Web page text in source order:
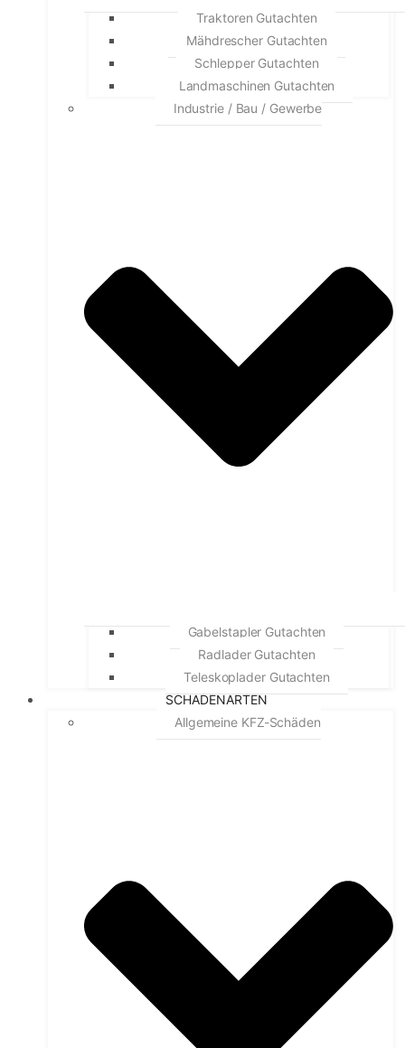
Traktoren Gutachten
Mähdrescher Gutachten
Schlepper Gutachten
Landmaschinen Gutachten
Industrie / Bau / Gewerbe
Gabelstapler Gutachten
Radlader Gutachten
Teleskoplader Gutachten
SCHADENARTEN
Allgemeine KFZ-Schäden